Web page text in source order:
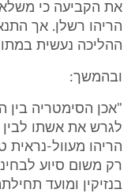
את הקביעה כי
הריהו רשלן. אך
ההליכה נעשית
ובהמשך:
"אכן הסימטריה
לגרש את אשתו לבין
הריהו מעוול-
רק משום סיוע
בנזיקין ומועד תחילתה"